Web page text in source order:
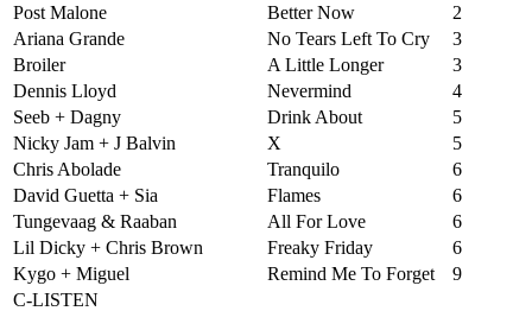
Post Malone
Better Now
2
Ariana Grande
No Tears Left To Cry
3
Broiler
A Little Longer
3
Dennis Lloyd
Nevermind
4
Seeb + Dagny
Drink About
5
Nicky Jam + J Balvin
X
5
Chris Abolade
Tranquilo
6
David Guetta + Sia
Flames
6
Tungevaag & Raaban
All For Love
6
Lil Dicky + Chris Brown
Freaky Friday
6
Kygo + Miguel
Remind Me To Forget
9
C-LISTEN